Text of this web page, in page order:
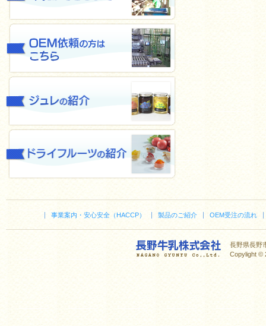
事業案内・安心安全（HACCP） 製品のご紹介 OEM受注の流れ
長野県長野
Copylight ©